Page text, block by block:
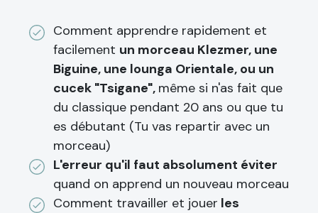
Comment apprendre rapidement et
facilement un morceau Klezmer, une
Biguine, une lounga Orientale, ou un
cucek "Tsigane", même si n'as fait que
du classique pendant 20 ans ou que tu
es débutant (Tu vas repartir avec un
morceau)
L'erreur qu'il faut absolument éviter
quand on apprend un nouveau morceau
Comment travailler et jouer les